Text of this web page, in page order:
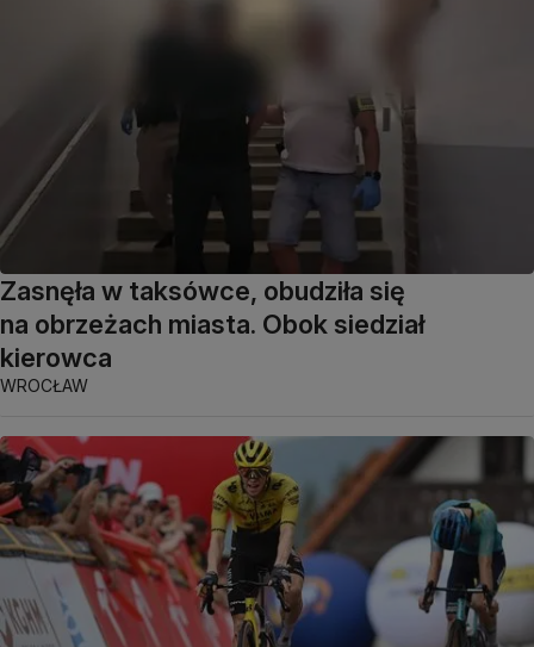
Zasnęła w taksówce, obudziła się
na obrzeżach miasta. Obok siedział
kierowca
WROCŁAW